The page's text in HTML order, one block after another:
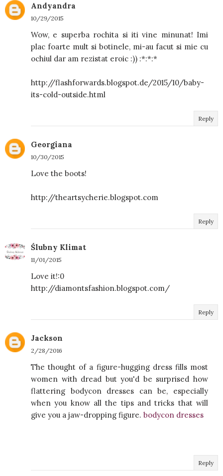
Andyandra
10/29/2015
Wow, e superba rochita si iti vine minunat! Imi
plac foarte mult si botinele, mi-au facut si mie cu
ochiul dar am rezistat eroic :)) :*:*:*
http://flashforwards.blogspot.de/2015/10/baby-
its-cold-outside.html
Reply
Georgiana
10/30/2015
Love the boots!
http://theartsycherie.blogspot.com
Reply
Ślubny Klimat
11/01/2015
Love it!:0
http://diamontsfashion.blogspot.com/
Reply
Jackson
2/28/2016
The thought of a figure-hugging dress fills most
women with dread but you'd be surprised how
flattering bodycon dresses can be, especially
when you know all the tips and tricks that will
give you a jaw-dropping figure. bodycon dresses
Reply